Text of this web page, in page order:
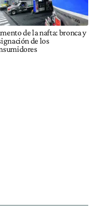
de la nafta: bronca y
de los